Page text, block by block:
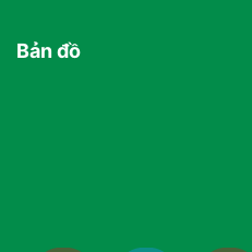
Bản đồ